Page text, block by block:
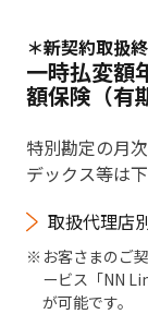
＊新契約取扱
一時払変額
額保険（有
特別勘定の月
デックス等は
取扱代理店
お客さまのご
ービス「NN
が可能です。